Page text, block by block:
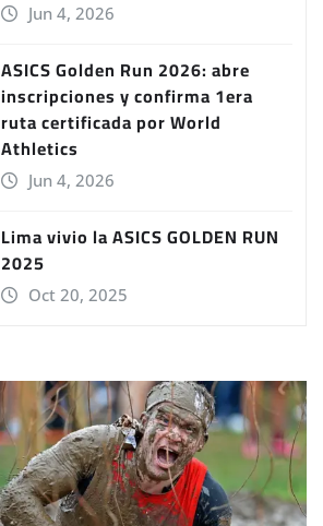
Jun 4, 2026
ASICS Golden Run 2026: abre
inscripciones y confirma 1era
ruta certificada por World
Athletics
Jun 4, 2026
Lima vivio la ASICS GOLDEN RUN
2025
Oct 20, 2025